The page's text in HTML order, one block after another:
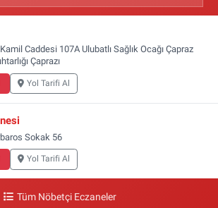
Caddesi 107A Ulubatlı Sağlık Ocağı Çapraz
Çaprazı
Yol Tarifi Al
Sokak 56
Yol Tarifi Al
Tüm Nöbetçi Eczaneler